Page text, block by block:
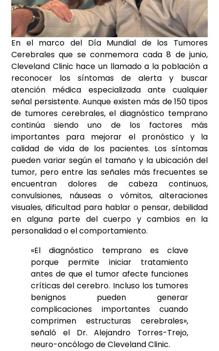
En el marco del Día Mundial de los Tumores
Cerebrales que se conmemora cada 8 de junio,
Cleveland Clinic hace un llamado a la población a
reconocer los síntomas de alerta y buscar
atención médica especializada ante cualquier
señal persistente. Aunque existen más de 150 tipos
de tumores cerebrales, el diagnóstico temprano
continúa siendo uno de los factores más
importantes para mejorar el pronóstico y la
calidad de vida de los pacientes. Los síntomas
pueden variar según el tamaño y la ubicación del
tumor, pero entre las señales más frecuentes se
encuentran dolores de cabeza continuos,
convulsiones, náuseas o vómitos, alteraciones
visuales, dificultad para hablar o pensar, debilidad
en alguna parte del cuerpo y cambios en la
personalidad o el comportamiento.
«El diagnóstico temprano es clave
porque permite iniciar tratamiento
antes de que el tumor afecte funciones
críticas del cerebro. Incluso los tumores
benignos pueden generar
complicaciones importantes cuando
comprimen estructuras cerebrales»,
señaló el Dr. Alejandro Torres-Trejo,
neuro-oncólogo de Cleveland Clinic.